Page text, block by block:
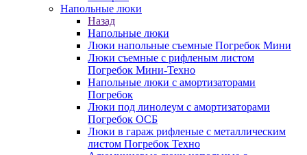
Напольные люки
Назад
Напольные люки
Люки напольные съемные Погребок Мини
Люки съемные с рифленым листом
Погребок Мини-Техно
Напольные люки с амортизаторами
Погребок
Люки под линолеум с амортизаторами
Погребок ОСБ
Люки в гараж рифленые с металлическим
листом Погребок Техно